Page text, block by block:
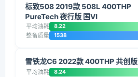
标致508 2019款 508L 400THP
PureTech 夜行版 国VI
平均油耗 8.22
整备质量 1538
雪铁龙C6 2022款 400THP 共创版
平均油耗 8.24